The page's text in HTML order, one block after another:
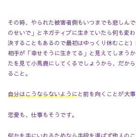
その時、やられた被害者側もいつまでも悲しん
のせいで」とネガティブに生きていたら何も変
決することもあるので最初はゆっくり休むこと
相手が「幸せそうに生きてる」と見えてしまう
たを見て小馬鹿にしてくるでしょうから、だか
ること。
自分はこうならないようにと前を向くことが大事
恋愛も、仕事もそうです。
何かを手にいれるためなら手段を選ばず他人の